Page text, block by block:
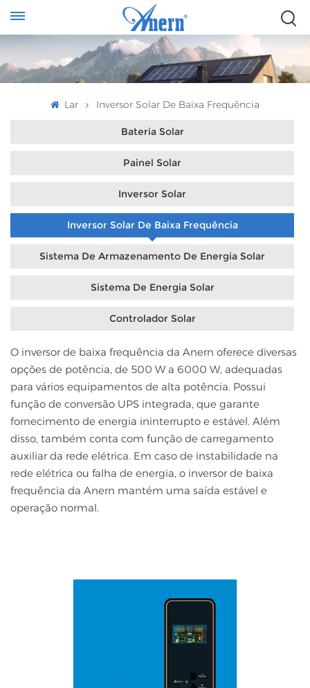
Lar Inversor Solar De Baixa Frequência
Bateria Solar
Painel Solar
Inversor Solar
Inversor Solar De Baixa Frequência
Sistema De Armazenamento De Energia Solar
Sistema De Energia Solar
Controlador Solar
O inversor de baixa frequência da Anern oferece diversas
opções de potência, de 500 W a 6000 W, adequadas
para vários equipamentos de alta potência. Possui
função de conversão UPS integrada, que garante
fornecimento de energia ininterrupto e estável. Além
disso, também conta com função de carregamento
auxiliar da rede elétrica. Em caso de instabilidade na
rede elétrica ou falha de energia, o inversor de baixa
frequência da Anern mantém uma saída estável e
operação normal.